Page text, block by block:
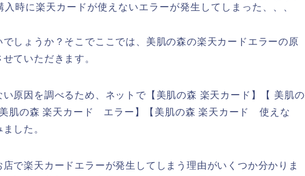
時に楽天カードが使えないエラーが発生してしまった、、、
しょうか？そこでここでは、美肌の森の楽天カードエラーの原
ていただきます。
い原因を調べるため、ネットで【美肌の森 楽天カード】【 美肌の
肌の森 楽天カード エラー】【美肌の森 楽天カード 使えな
した。
で楽天カードエラーが発生してしまう理由がいくつか分かりま